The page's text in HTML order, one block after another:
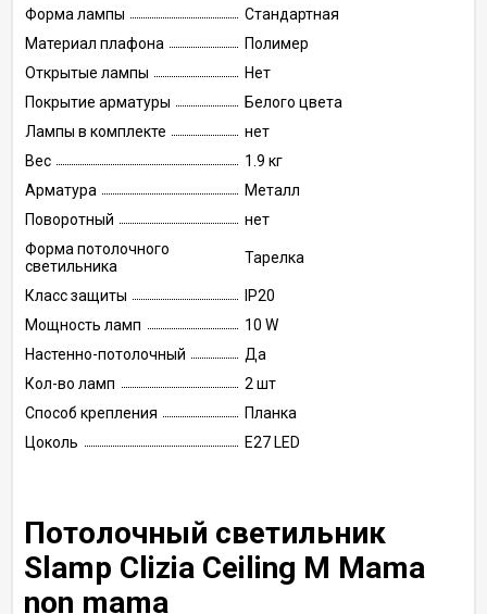
Форма лампы
Стандартная
Материал плафона
Полимер
Открытые лампы
Нет
Покрытие арматуры
Белого цвета
Лампы в комплекте
нет
Вес
1.9 кг
Арматура
Металл
Поворотный
нет
Форма потолочного
светильника
Тарелка
Класс защиты
IP20
Мощность ламп
10 W
Настенно-потолочный
Да
Кол-во ламп
2 шт
Способ крепления
Планка
Цоколь
E27 LED
Потолочный светильник
Slamp Clizia Ceiling M Mama
non mama